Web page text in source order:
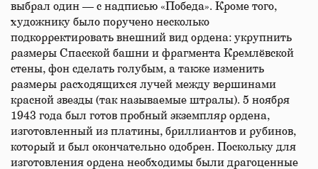
выбрал один — с надписью «Победа». Кроме того,
художнику было поручено несколько
подкорректировать внешний вид ордена: укрупнить
размеры Спасской башни и фрагмента Кремлёвской
стены, фон сделать голубым, а также изменить
размеры расходящихся лучей между вершинами
красной звезды (так называемые штралы). 5 ноября
1943 года был готов пробный экземпляр ордена,
изготовленный из платины, бриллиантов и рубинов,
который и был окончательно одобрен. Поскольку для
изготовления ордена необходимы были драгоценные